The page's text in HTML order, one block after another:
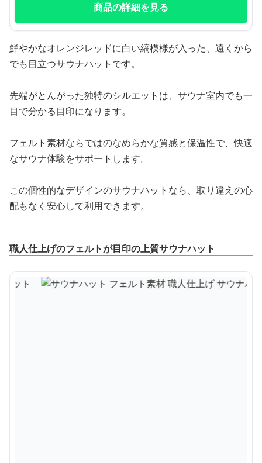
商品の詳細を見る
鮮やかなオレンジレッドに白い縞模様が入った、遠くから
でも目立つサウナハットです。
先端がとんがった独特のシルエットは、サウナ室内でも一
目で分かる目印になります。
フェルト素材ならではのなめらかな質感と保温性で、快適
なサウナ体験をサポートします。
この個性的なデザインのサウナハットなら、取り違えの心
配もなく安心して利用できます。
職人仕上げのフェルトが目印の上質サウナハット